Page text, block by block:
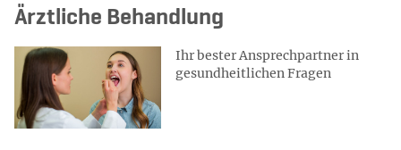
Ärztliche Behandlung
Ihr bester Ansprechpartner in
gesundheitlichen Fragen